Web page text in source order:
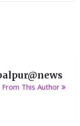
This Author